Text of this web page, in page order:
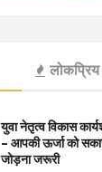
लोकप्रिय
युवा नेतृत्व विकास
– आपकी ऊर्जा को
जोड़ना जरूरी